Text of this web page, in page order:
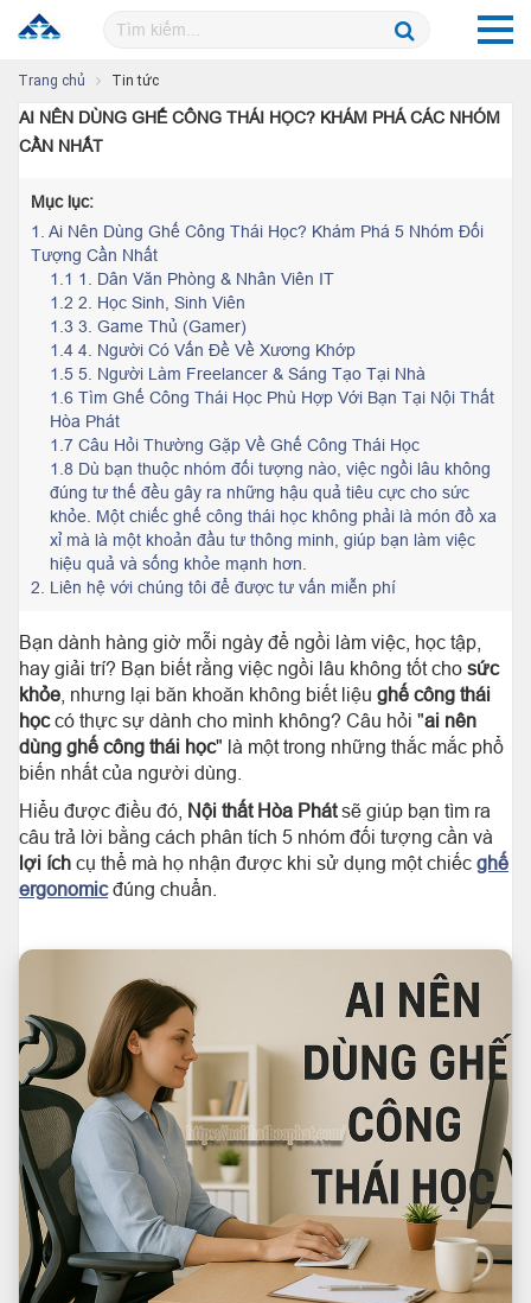
Trang chủ Tin tức
AI NÊN DÙNG GHẾ CÔNG THÁI HỌC? KHÁM PHÁ CÁC NHÓM
CẦN NHẤT
Mục lục:
1. Ai Nên Dùng Ghế Công Thái Học? Khám Phá 5 Nhóm Đối
Tượng Cần Nhất
1.1 1. Dân Văn Phòng & Nhân Viên IT
1.2 2. Học Sinh, Sinh Viên
1.3 3. Game Thủ (Gamer)
1.4 4. Người Có Vấn Đề Về Xương Khớp
1.5 5. Người Làm Freelancer & Sáng Tạo Tại Nhà
1.6 Tìm Ghế Công Thái Học Phù Hợp Với Bạn Tại Nội Thất
Hòa Phát
1.7 Câu Hỏi Thường Gặp Về Ghế Công Thái Học
1.8 Dù bạn thuộc nhóm đối tượng nào, việc ngồi lâu không
đúng tư thế đều gây ra những hậu quả tiêu cực cho sức
khỏe. Một chiếc ghế công thái học không phải là món đồ xa
xỉ mà là một khoản đầu tư thông minh, giúp bạn làm việc
hiệu quả và sống khỏe mạnh hơn.
2.
Liên hệ với chúng tôi để được tư vấn miễn phí
Bạn dành hàng giờ mỗi ngày để ngồi làm việc, học tập,
hay giải trí? Bạn biết rằng việc ngồi lâu không tốt cho sức
khỏe , nhưng lại băn khoăn không biết liệu ghế công thái
họccó thực sự dành cho mình không? Câu hỏi "ai nên
dùng ghế công thái học" là một trong những thắc mắc phổ
biến nhất của người dùng.
Hiểu được điều đó, Nội thất Hòa Phátsẽ giúp bạn tìm ra
câu trả lời bằng cách phân tích 5 nhóm đối tượng cần và
lợi ích cụ thể mà họ nhận được khi sử dụng một chiếc ghế
ergonomicđúng chuẩn.